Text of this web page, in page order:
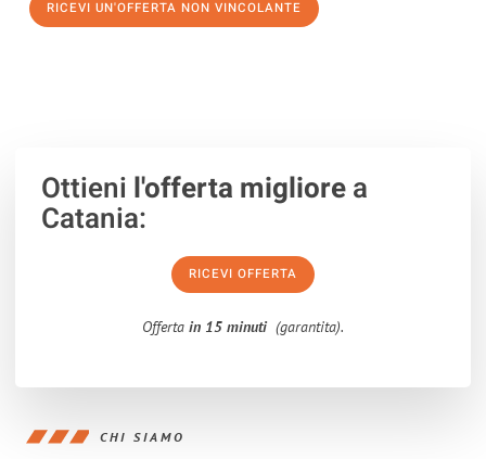
RICEVI UN'OFFERTA NON VINCOLANTE
Ottieni l'offerta migliorea
Catania:
RICEVI OFFERTA
Offerta in 15 minuti (garantita).
CHI SIAMO